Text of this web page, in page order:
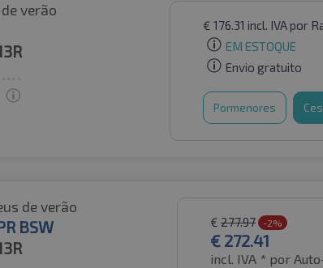
verão
€ 176.31 incl. IVApor
EM ESTOQUE
Envio gratuito
Pormenores
de verão
BSW
€ 277.97 -2%
€ 272.41
incl. IVA * por